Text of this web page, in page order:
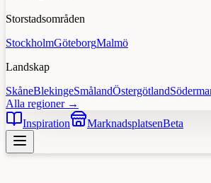
Storstadsområden
StockholmGöteborgMalmö
Landskap
SkåneBlekingeSmålandÖstergötland
Alla regioner →
Inspiration
MarknadsplatsenBeta